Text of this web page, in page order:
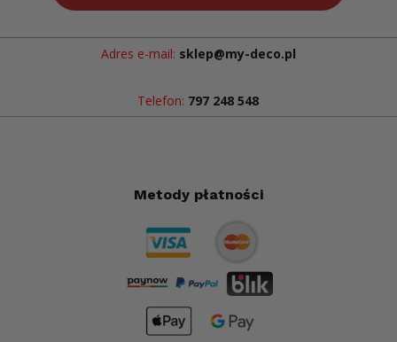
Adres e-mail: sklep@my-deco.pl
Telefon: 797 248 548
Metody płatności